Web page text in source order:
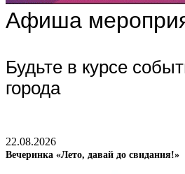
Афиша
Будьте в курсе
города
22.08.2026
Вечеринка «Лето, давай до свидания!»